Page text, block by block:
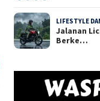
LIFESTYLE
Jalanan
Berke…